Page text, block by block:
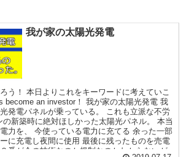
我が家の太陽光発電
う！ 本日よりこれをキーワードに考えていこ
become an investor！ 我が家の太陽光発電 我
発電パネルが乗っている。 これも立派な不労
の新築時に絶対ほしかった太陽光パネル。 本当
力を、 今使っている電力に充てる 余った一部
に充電し夜間に使用 最後に残ったものを売電
番が今の技術なのか規制なのかわからないが